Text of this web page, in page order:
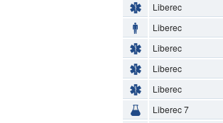
Liberec
Liberec
Liberec
Liberec
Liberec
Liberec 7